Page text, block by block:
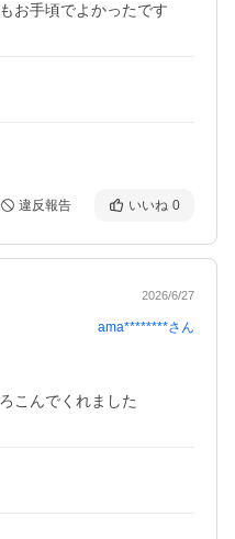
お手頃でよかったです
違反報告 いいね 0
2026/6/27
ama********さん
こんでくれました